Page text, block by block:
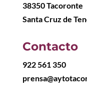
38350 Tacoronte
Santa Cruz de
Contacto
922 561 350